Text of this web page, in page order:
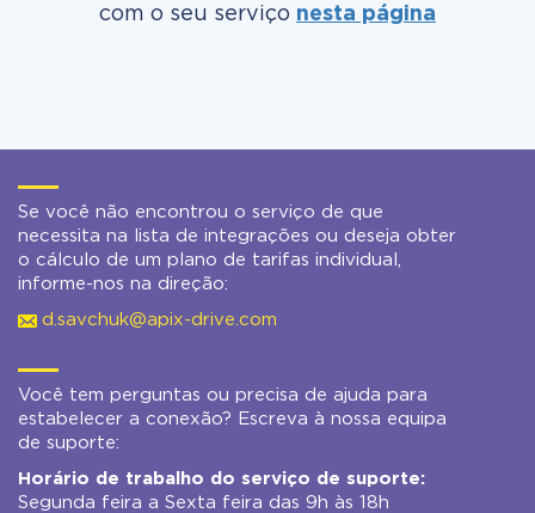
com o seu serviço nesta página
Se você não encontrou o serviço de que
necessita na lista de integrações ou deseja obter
o cálculo de um plano de tarifas individual,
informe-nos na direção:
d.savchuk@apix-drive.com
Você tem perguntas ou precisa de ajuda para
estabelecer a conexão? Escreva à nossa equipa
de suporte:
Horário de trabalho do serviço de suporte:
Segunda feira a Sexta feira das 9h às 18h